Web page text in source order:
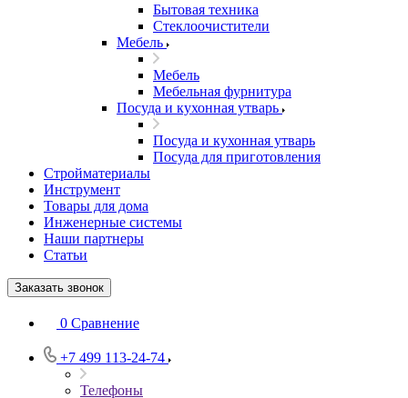
Бытовая техника
Стеклоочистители
Мебель
Мебель
Мебельная фурнитура
Посуда и кухонная утварь
Посуда и кухонная утварь
Посуда для приготовления
Стройматериалы
Инструмент
Товары для дома
Инженерные системы
Наши партнеры
Статьи
Заказать звонок
0 Сравнение
+7 499 113-24-74
Телефоны